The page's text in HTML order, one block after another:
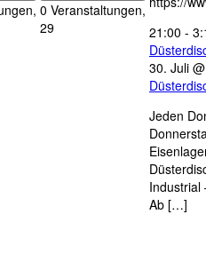
0 Veranstaltungen,
29
21:00 -
30. Juli
Jeden
Industrial
Ab […]